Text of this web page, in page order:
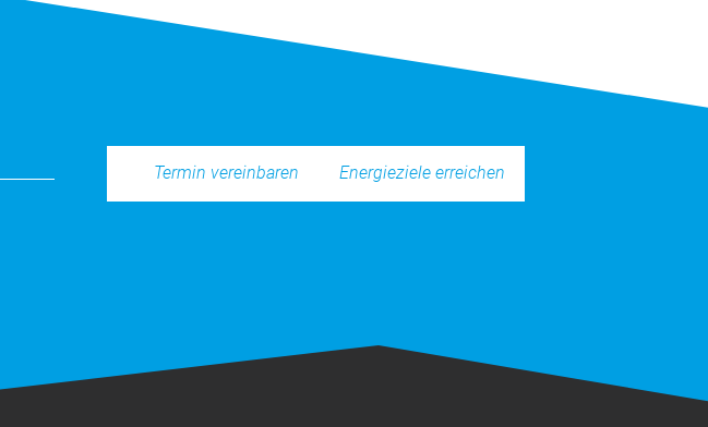
Termin vereinbaren Energieziele erreichen